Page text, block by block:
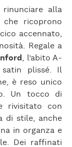
alla
ricoprono
accennato,
Regale a
, l’abito A-
plissé. Il
è reso unico
Un tocco di
rivisitato con
di stile, anche
in organza e
Dei raffinati